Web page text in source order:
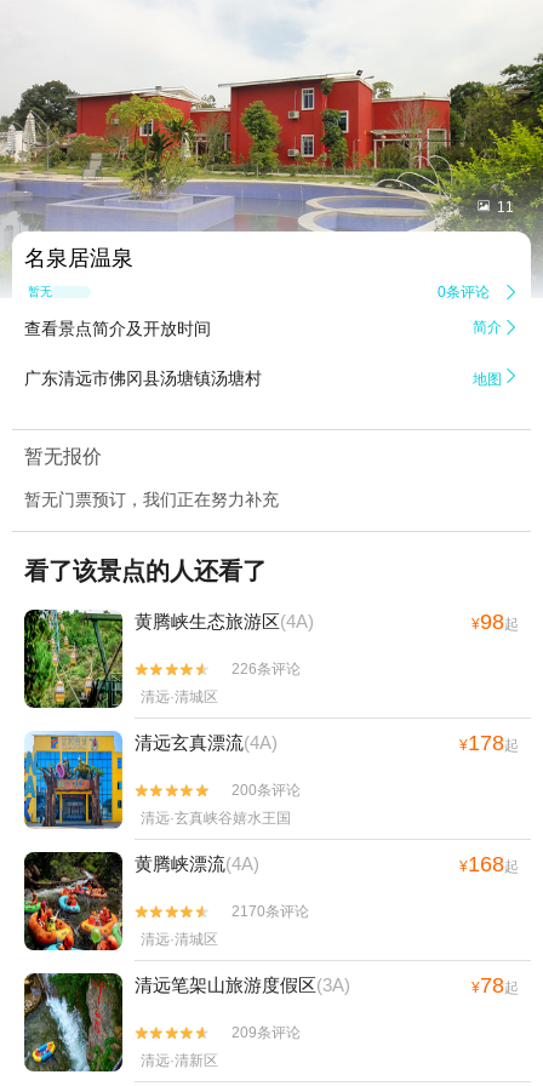
 11
名泉居温泉
暂无点评 0条评论 
查看景点简介及开放时间 简介 
广东清远市佛冈县汤塘镇汤塘村 地图 
暂无报价
暂无门票预订，我们正在努力补充
看了该景点的人还看了
黄腾峡生态旅游区(4A) ¥98起


226条评论
清远·清城区
清远玄真漂流(4A) ¥178起


200条评论
清远·玄真峡谷嬉水王国
黄腾峡漂流(4A) ¥168起


2170条评论
清远·清城区
清远笔架山旅游度假区(3A) ¥78起


209条评论
清远·清新区